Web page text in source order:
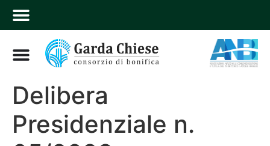
Delibera
Presidenziale n.